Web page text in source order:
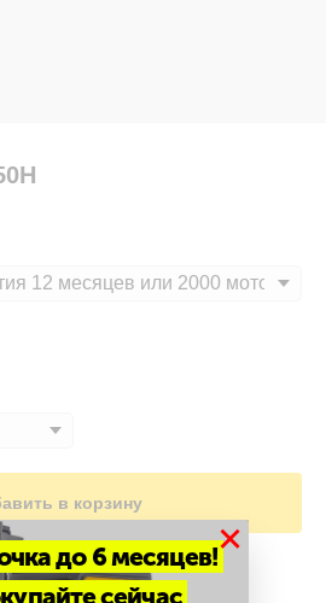
в корзину
до 6 месяцев!
сейчас
×